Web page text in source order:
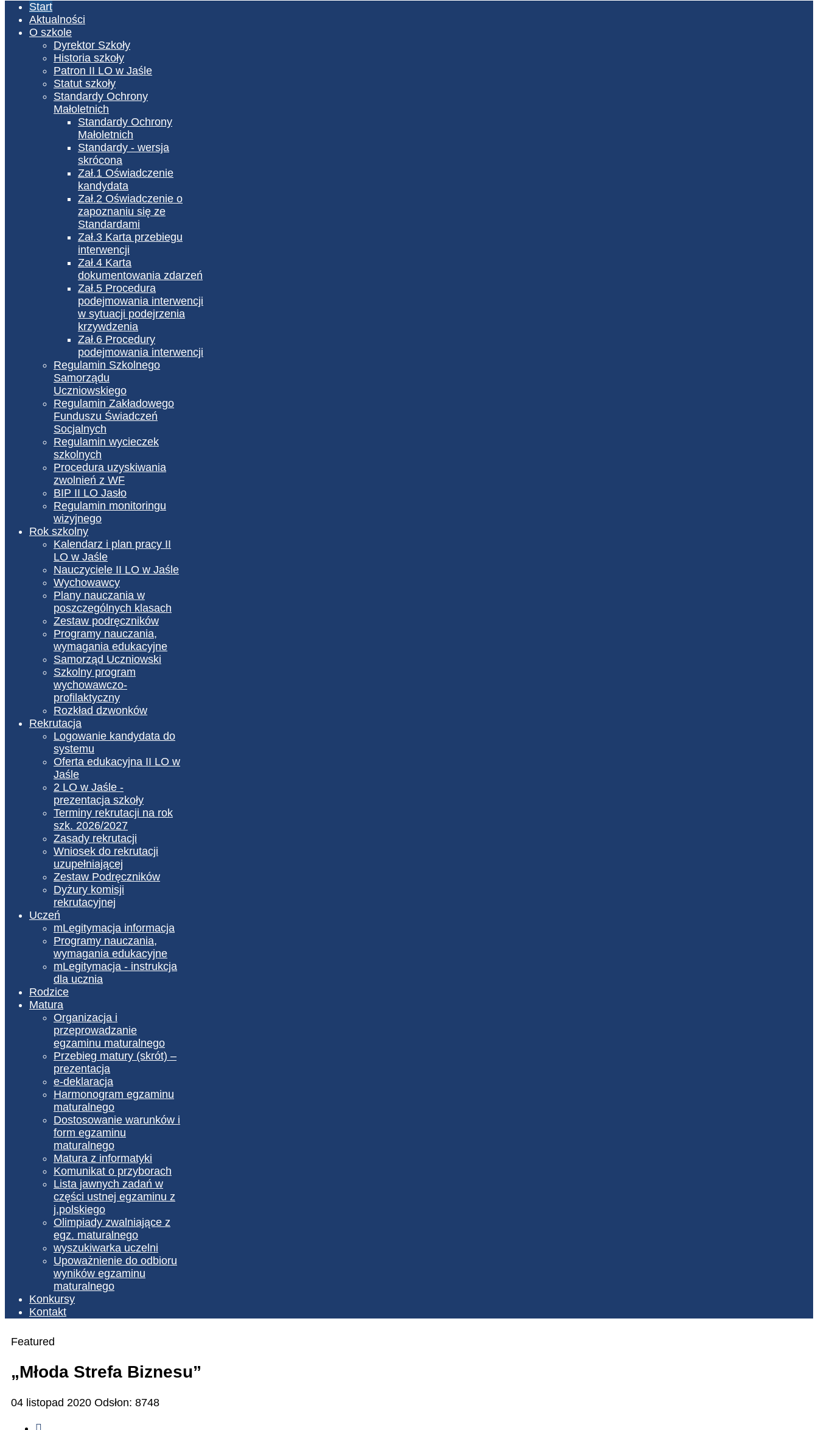
Start
Aktualności
O szkole
Dyrektor Szkoły
Historia szkoły
Patron II LO w Jaśle
Statut szkoły
Standardy Ochrony
Małoletnich
Standardy Ochrony
Małoletnich
Standardy - wersja
skrócona
Zał.1 Oświadczenie
kandydata
Zał.2 Oświadczenie o
zapoznaniu się ze
Standardami
Zał.3 Karta przebiegu
interwencji
Zał.4 Karta
dokumentowania zdarzeń
Zał.5 Procedura
podejmowania interwencji
w sytuacji podejrzenia
krzywdzenia
Zał.6 Procedury
podejmowania interwencji
Regulamin Szkolnego
Samorządu
Uczniowskiego
Regulamin Zakładowego
Funduszu Świadczeń
Socjalnych
Regulamin wycieczek
szkolnych
Procedura uzyskiwania
zwolnień z WF
BIP II LO Jasło
Regulamin monitoringu
wizyjnego
Rok szkolny
Kalendarz i plan pracy II
LO w Jaśle
Nauczyciele II LO w Jaśle
Wychowawcy
Plany nauczania w
poszczególnych klasach
Zestaw podręczników
Programy nauczania,
wymagania edukacyjne
Samorząd Uczniowski
Szkolny program
wychowawczo-
profilaktyczny
Rozkład dzwonków
Rekrutacja
Logowanie kandydata do
systemu
Oferta edukacyjna II LO w
Jaśle
2 LO w Jaśle -
prezentacja szkoły
Terminy rekrutacji na rok
szk. 2026/2027
Zasady rekrutacji
Wniosek do rekrutacji
uzupełniającej
Zestaw Podręczników
Dyżury komisji
rekrutacyjnej
Uczeń
mLegitymacja informacja
Programy nauczania,
wymagania edukacyjne
mLegitymacja - instrukcja
dla ucznia
Rodzice
Matura
Organizacja i
przeprowadzanie
egzaminu maturalnego
Przebieg matury (skrót) –
prezentacja
e-deklaracja
Harmonogram egzaminu
maturalnego
Dostosowanie warunków i
form egzaminu
maturalnego
Matura z informatyki
Komunikat o przyborach
Lista jawnych zadań w
części ustnej egzaminu z
j.polskiego
Olimpiady zwalniające z
egz. maturalnego
wyszukiwarka uczelni
Upoważnienie do odbioru
wyników egzaminu
maturalnego
Konkursy
Kontakt
Featured
„Młoda Strefa Biznesu”
04 listopad 2020 Odsłon: 8748